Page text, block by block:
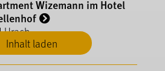
Inhalt laden
Wizemann im Hotel
Urach